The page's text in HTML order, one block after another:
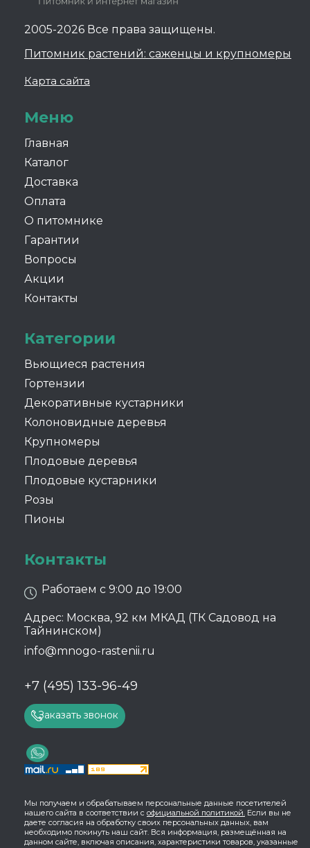
2005-2026 Все права защищены.
Питомник растений: саженцы и крупномеры
Карта сайта
Меню
Главная
Каталог
Доставка
Оплата
О питомнике
Гарантии
Вопросы
Акции
Контакты
Категории
Вьющиеся растения
Гортензии
Декоративные кустарники
Колоновидные деревья
Крупномеры
Плодовые деревья
Плодовые кустарники
Розы
Пионы
Контакты
Работаем с 9:00 до 19:00
Адрес: Москва, 92 км МКАД (ТК Садовод на
Тайнинском)
info@mnogo-rastenii.ru
+7 (495) 133-96-49
Заказать звонок
Мы получаем и обрабатываем персональные данные посетителей
нашего сайта в соответствии с официальной политикой. Если вы не
даете согласия на обработку своих персональных данных, вам
необходимо покинуть наш сайт. Вся информация, размещённая на
данном сайте, включая описания, характеристики товаров, указанные